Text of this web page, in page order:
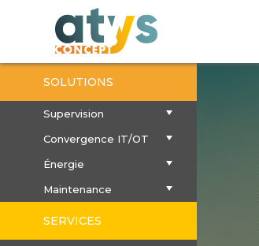
SOLUTIONS
Supervision
Convergence IT/OT
Énergie
Maintenance
SERVICES